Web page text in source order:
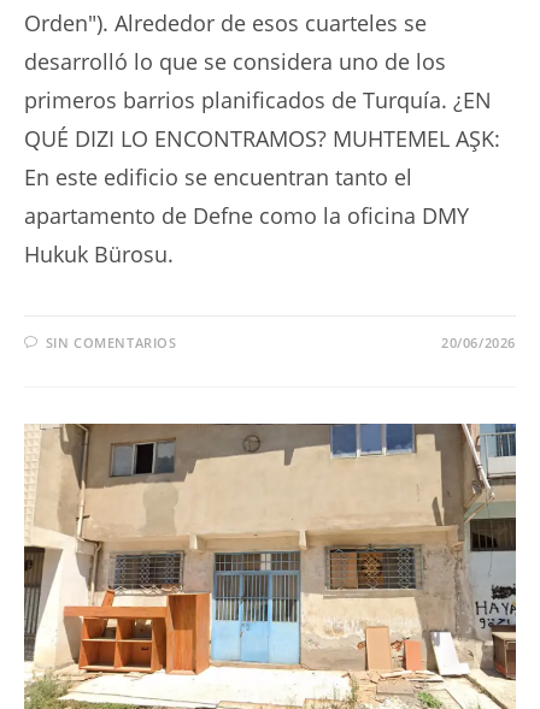
Orden"). Alrededor de esos cuarteles se
desarrolló lo que se considera uno de los
primeros barrios planificados de Turquía. ¿EN
QUÉ DIZI LO ENCONTRAMOS? MUHTEMEL AŞK:
En este edificio se encuentran tanto el
apartamento de Defne como la oficina DMY
Hukuk Bürosu.
SIN COMENTARIOS 20/06/2026